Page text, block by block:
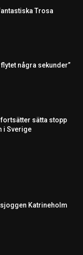
Trosa
flytet några sekunder”
sätta stopp
i Sverige
Katrineholm